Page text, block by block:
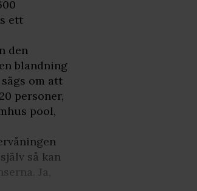
ett
den
blandning
om att
personer,
pool,
så kan
Ja,